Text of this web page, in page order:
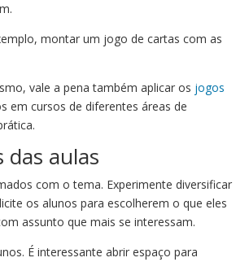
montar um jogo de cartas com as
vale a pena também aplicar os jogos
em cursos de diferentes áreas de
das aulas
com o tema. Experimente diversificar
os alunos para escolherem o que eles
assunto que mais se interessam.
É interessante abrir espaço para